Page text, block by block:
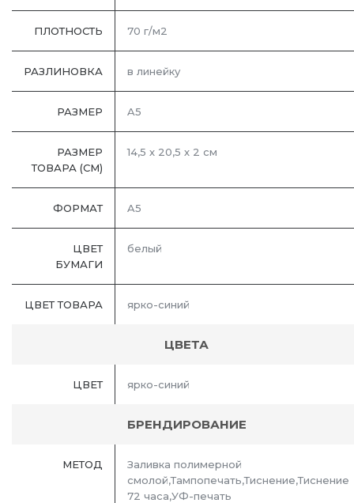
ПЛОТНОСТЬ 70 г/м2
РАЗЛИНОВКА в линейку
РАЗМЕР A5
РАЗМЕР
ТОВАРА (СМ)
14,5 х 20,5 х 2 см
ФОРМАТ A5
ЦВЕТ
БУМАГИ
белый
ЦВЕТ ТОВАРА ярко-синий
ЦВЕТА
ЦВЕТ ярко-синий
БРЕНДИРОВАНИЕ
МЕТОД
Заливка полимерной
смолой,Тампопечать,Тиснение,Тиснение
72 часа,УФ-печать